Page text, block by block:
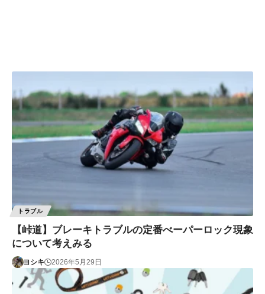
トラブル
【峠道】ブレーキトラブルの定番べーパーロック現象
について考えみる
ヨシキ 2026年5月29日